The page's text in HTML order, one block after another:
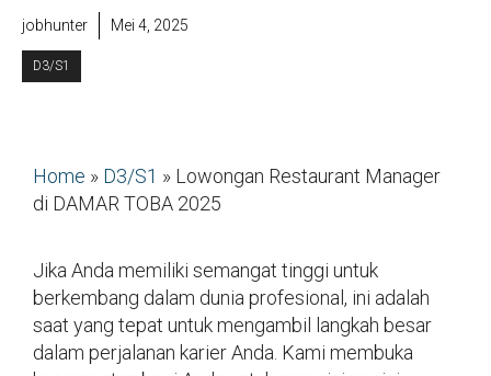
jobhunter Mei 4, 2025
D3/S1
Home » D3/S1 » Lowongan Restaurant Manager
di DAMAR TOBA 2025
Jika Anda memiliki semangat tinggi untuk
berkembang dalam dunia profesional, ini adalah
saat yang tepat untuk mengambil langkah besar
dalam perjalanan karier Anda. Kami membuka